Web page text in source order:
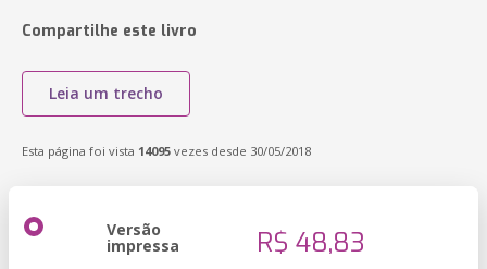
Compartilhe este livro
Leia um trecho
Esta página foi vista 14095 vezes desde 30/05/2018
Versão
impressa R$ 48,83